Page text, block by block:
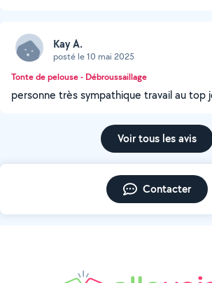
Kay A.
posté le 10 mai 2025
Tonte de pelouse - Débroussaillage
personne très sympathique travail au top
Voir tous les avis
Contacter